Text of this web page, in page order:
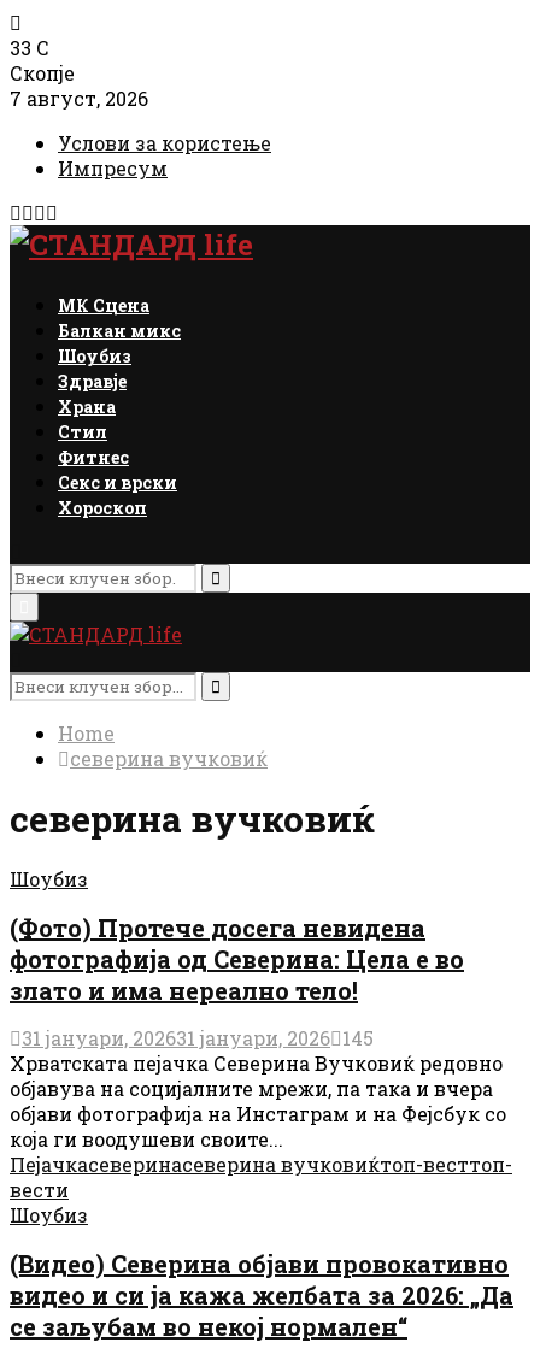
33 C
Скопје
7 август, 2026
Услови за користење
Импресум
Facebook
Instagram
Email
МК Сцена
Балкан микс
Шоубиз
Здравје
Храна
Стил
Фитнес
Секс и врски
Хороскоп
Search
for:
Search
Menu
Search
for:
Search
Home
северина вучковиќ
северина вучковиќ
Шоубиз
(Фото) Протече досега невидена
фотографија од Северина: Цела е во
злато и има нереално тело!
31 јануари, 202631 јануари, 2026 145
Хрватската пејачка Северина Вучковиќ редовно
објавува на социјалните мрежи, па така и вчера
објави фотографија на Инстаграм и на Фејсбук со
која ги воодушеви своите...
Пејачкасеверинасеверина вучковиќтоп-весттоп-
вести
Шоубиз
(Видео) Северина објави провокативно
видео и си ја кажа желбата за 2026: „Да
се заљубам во некој нормален“